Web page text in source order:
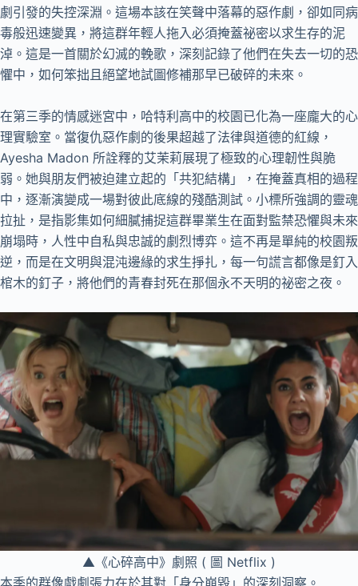
劇引發的失控深淵。這場本該在笑聲中落幕的惡作劇，卻如同病
毒般迅速變異，將這群年輕人拖入必須掩蓋祕密以求生存的泥
淖。這是一首關於幻滅的輓歌，深刻記錄了他們在失去一切的恐
懼中，如何笨拙且絕望地試圖修補那早已破碎的未來。
在第三季的情感迷宮中，哈特利高中的校園已化為一座龐大的心
理實驗室。當復仇惡作劇的後果超越了法律與道德的紅線，
Ayesha Madon 所詮釋的艾茉莉展現了極致的心理韌性與脆
弱。她與朋友們被迫建立起的「共犯結構」，在掩蓋真相的過程
中，逐漸演變成一場對彼此底線的殘酷測試。小標所強調的靈魂
拉扯，是指影集如何細膩捕捉這群畢業生在面對監禁恐懼與未來
崩塌時，人性中自私與忠誠的劇烈博弈。這不再是單純的校園叛
逆，而是在文明與混沌邊緣的求生掙扎，每一句謊言都像是釘入
棺木的釘子，將他們的青春封死在那個永不天明的祕密之夜。
▲《心碎高中》劇照 ( 圖 Netflix )
本季的群像戲劇張力在於其對「身分崩毀」的深刻洞察。